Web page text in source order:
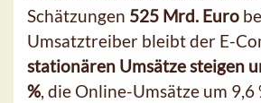
Schätzungen 525 Mrd. Euro
Umsatztreiber bleibt der E-
stationären Umsätze steigen
%, die Online-Umsätze um 9,6